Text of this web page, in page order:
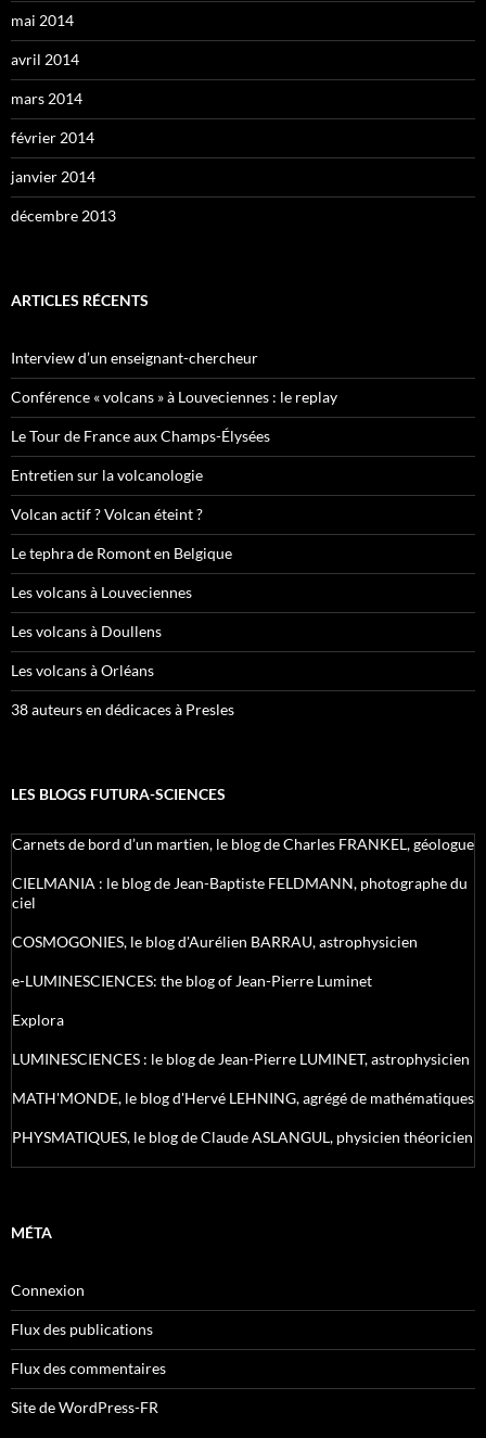
mai 2014
avril 2014
mars 2014
février 2014
janvier 2014
décembre 2013
ARTICLES RÉCENTS
Interview d’un enseignant-chercheur
Conférence « volcans » à Louveciennes : le replay
Le Tour de France aux Champs-Élysées
Entretien sur la volcanologie
Volcan actif ? Volcan éteint ?
Le tephra de Romont en Belgique
Les volcans à Louveciennes
Les volcans à Doullens
Les volcans à Orléans
38 auteurs en dédicaces à Presles
LES BLOGS FUTURA-SCIENCES
Carnets de bord d’un martien, le blog de Charles FRANKEL, géologue
CIELMANIA : le blog de Jean-Baptiste FELDMANN, photographe du
ciel
COSMOGONIES, le blog d'Aurélien BARRAU, astrophysicien
e-LUMINESCIENCES: the blog of Jean-Pierre Luminet
Explora
LUMINESCIENCES : le blog de Jean-Pierre LUMINET, astrophysicien
MATH'MONDE, le blog d'Hervé LEHNING, agrégé de mathématiques
PHYSMATIQUES, le blog de Claude ASLANGUL, physicien théoricien
MÉTA
Connexion
Flux des publications
Flux des commentaires
Site de WordPress-FR